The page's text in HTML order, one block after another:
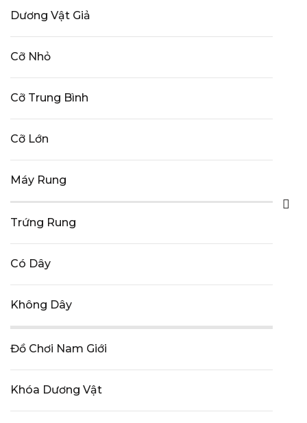
Dương Vật Giả
Cỡ Nhỏ
Cỡ Trung Bình
Cỡ Lớn
Máy Rung
Trứng Rung
Có Dây
Không Dây
Đồ Chơi Nam Giới
Khóa Dương Vật